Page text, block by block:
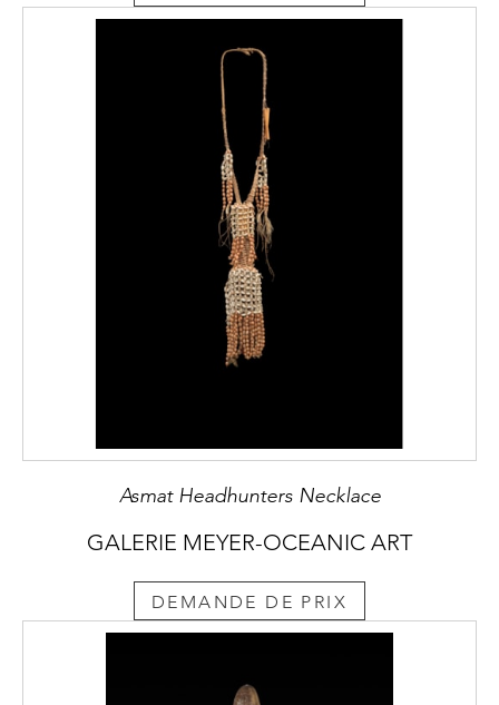
Asmat Headhunters Necklace
GALERIE MEYER-OCEANIC ART
DEMANDE DE PRIX